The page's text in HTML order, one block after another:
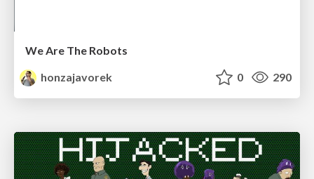
We Are The Robots
honzajavorek
0 290